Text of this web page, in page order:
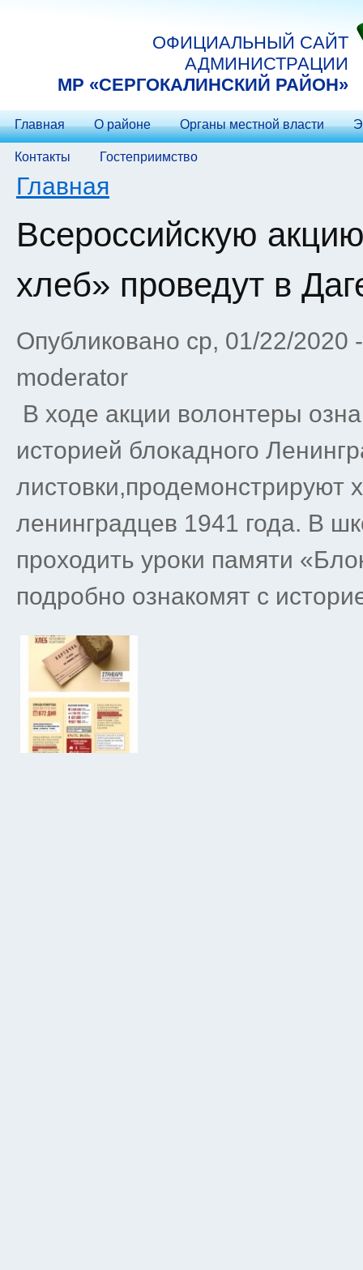
ОФИЦИАЛЬНЫЙ САЙТ
АДМИНИСТРАЦИИ
МP «СЕРГОКАЛИНСКИЙ РАЙОН»
Главная О районе Органы местной власти
Контакты Гостеприимство
Вы здесь
Главная
Всероссийскую
хлеб» проведут в
Опубликовано ср, 01/22/2020
moderator
В ходе акции волонтеры
историей блокадного
листовки,продемонстрируют
ленинградцев 1941 года. В
проходить уроки памяти
подробно ознакомят с